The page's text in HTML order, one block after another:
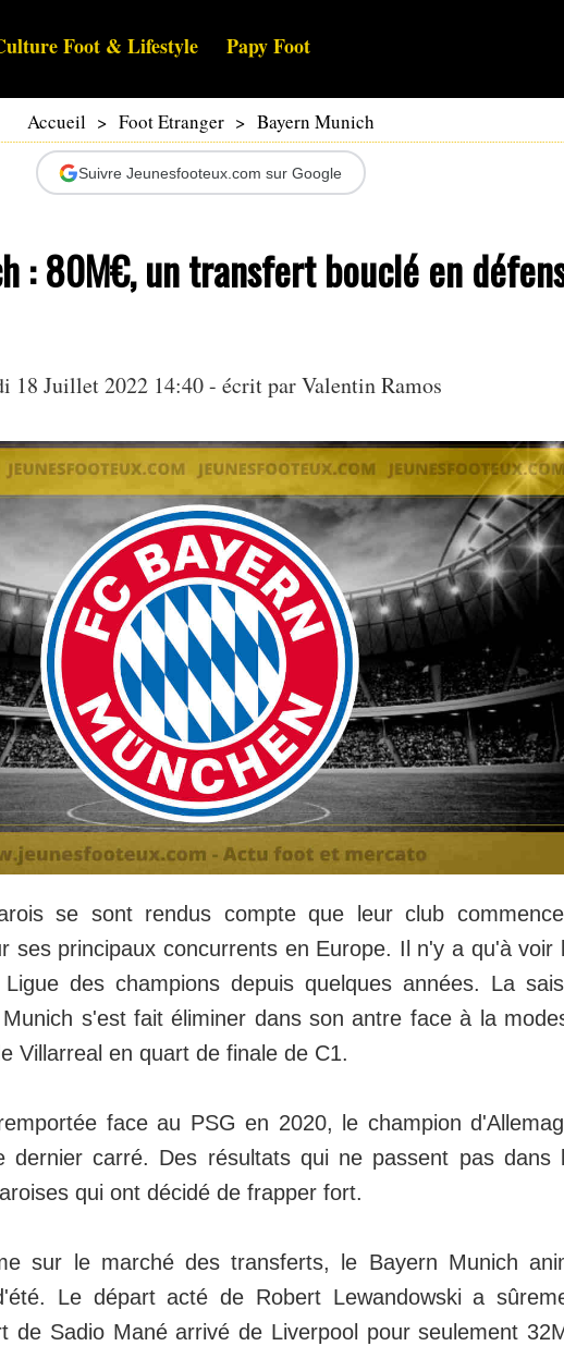
Foot & Lifestyle Papy Foot
Accueil > Foot Etranger > Bayern Munich
Suivre Jeunesfooteux.com sur Google
: 80M€, un transfert bouclé en
18 Juillet 2022 14:40 - écrit parValentin Ramos
se sont rendus compte que leur club
ses principaux concurrents en Europe. Il n'y a qu'à voir
des champions depuis quelques années. La
s'est fait éliminer dans son antre face à la
Villarreal en quart de finale de C1.
face au PSG en 2020, le champion
dernier carré. Des résultats qui ne passent pas dans
qui ont décidé de frapper fort.
sur le marché des transferts, le Bayern Munich
Le départ acté de Robert Lewandowski a
de Sadio Mané arrivé de Liverpool pour seulement